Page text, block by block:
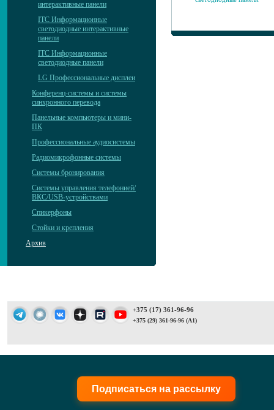
интерактивные панели
ITC Информационные
светодиодные интерактивные
панели
ITC Информационные
светодиодные панели
LG Профессиональные дисплеи
Конференц-системы и системы
синхронного перевода
Панельные компьютеры и мини-
ПК
Профессиональные аудиосистемы
Радиомикрофонные системы
Системы бронирования
Системы управления телефонией/
ВКС/USB-устройствами
Спикерфоны
Стойки и крепления
Архив
+375 (17) 361-96-96
+375 (29) 361-96-96 (A1)
Подписаться на рассылку